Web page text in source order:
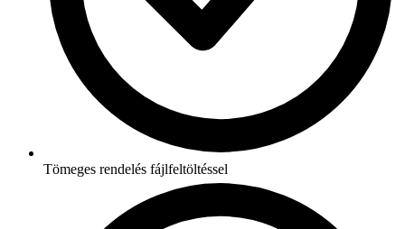
Tömeges rendelés fájlfeltöltéssel